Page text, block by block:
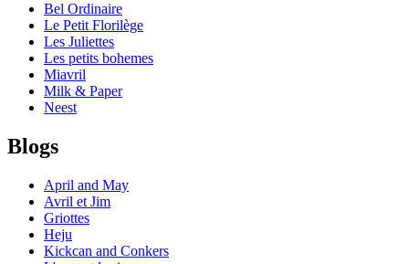
Bel Ordinaire
Le Petit Florilège
Les Juliettes
Les petits bohemes
Miavril
Milk & Paper
Neest
Blogs
April and May
Avril et Jim
Griottes
Heju
Kickcan and Conkers